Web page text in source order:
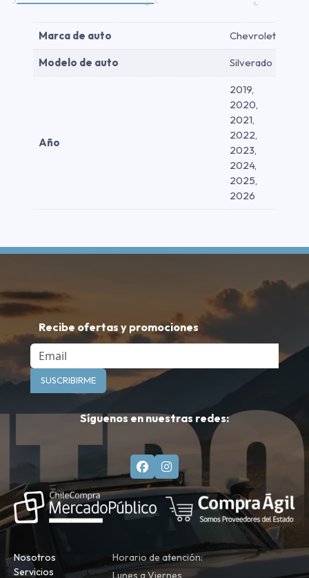
Marca de auto Chevrolet
Modelo de auto Silverado
Año
2019,
2020,
2021,
2022,
2023,
2024,
2025,
2026
Recibe ofertas y promociones
Email
SUSCRIBIRME
Síguenos en nuestras redes:
Nosotros
Servicios
Horario de atención:
Lunes a Viernes